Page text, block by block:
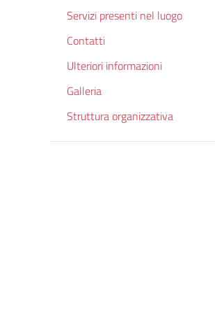
Servizi presenti nel luogo
Contatti
Ulteriori informazioni
Galleria
Struttura organizzativa